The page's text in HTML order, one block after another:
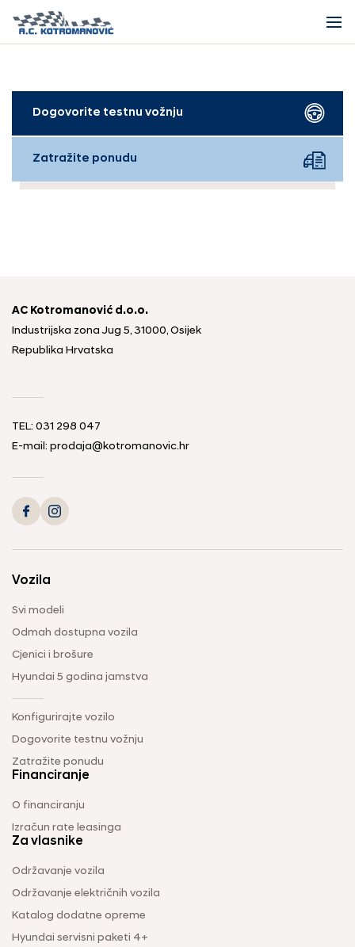
Dogovorite testnu vožnju
Zatražite ponudu
AC Kotromanović d.o.o.
Industrijska zona Jug 5, 31000, Osijek
Republika Hrvatska
TEL: 031 298 047
E-mail: prodaja@kotromanovic.hr
Vozila
Svi modeli
Odmah dostupna vozila
Cjenici i brošure
Hyundai 5 godina jamstva
Konfigurirajte vozilo
Dogovorite testnu vožnju
Zatražite ponudu
Financiranje
O financiranju
Izračun rate leasinga
Za vlasnike
Održavanje vozila
Održavanje električnih vozila
Katalog dodatne opreme
Hyundai servisni paketi 4+